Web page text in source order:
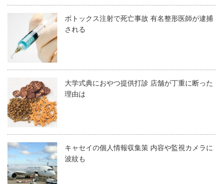
ボトックス注射で死亡事故 有名整形医師が逮捕
される
大学式典におやつ提供打診 店舗が丁重に断った
理由は
キャセイの個人情報収集策 内容や監視カメラに
波紋も